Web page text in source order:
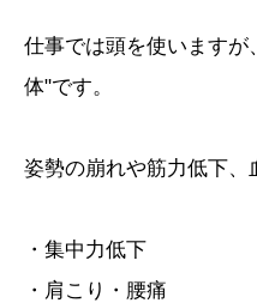
仕事では頭を使いますが
体"です。
姿勢の崩れや筋力低下、
・集中力低下
・肩こり・腰痛